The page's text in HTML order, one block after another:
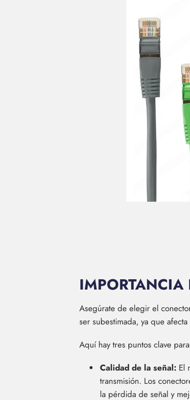
IMPORTANCIA
Asegúrate de elegir el
ser subestimada, ya que
Aquí hay tres puntos clave
Calidad de la señal: El
transmisión. Los
la pérdida de señal y